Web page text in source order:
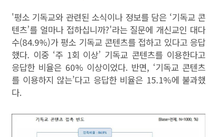
'평소 기독교와 관련된 소식이나 정보를 담은 ‘기독교 콘
텐츠’를 얼마나 접하십니까?'라는 질문에 개신교인 대다
수(84.9%)가 평소 기독교 콘텐츠를 접하고 있다고 응답
했다. 이중 ‘주 1회 이상’ 기독교 콘텐츠를 이용한다고
응답한 비율은 60% 이상이었다. 반면, ‘기독교 콘텐츠
를 이용하지 않는’다고 응답한 비율은 15.1%에 불과했
다.